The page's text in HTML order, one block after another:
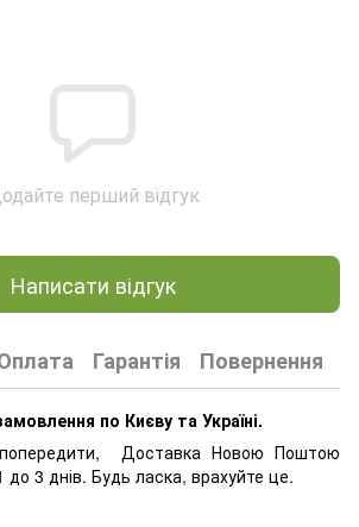
перший відгук
Написати відгук
Гарантія Повернення
по Києву та Україні.
Доставка Новою Поштою
3 днів. Будь ласка, врахуйте це.